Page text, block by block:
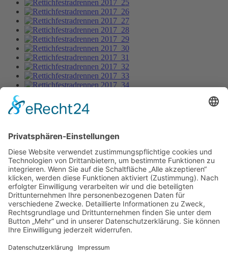
Rettichfestradrennen 2017_39
Bild-Informationen
Aktuelle Seite:
Bildergalerie